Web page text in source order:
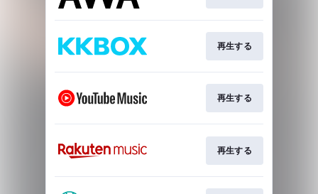
再生する
再生する
再生する